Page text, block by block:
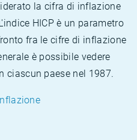
la cifra di inflazione
HICP è un parametro
fra le cifre di inflazione
è possibile vedere
ciascun paese nel 1987.